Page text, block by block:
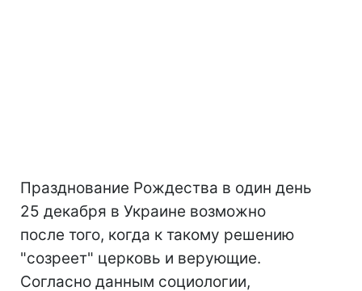
Празднование Рождества в один день
25 декабря в Украине возможно
после того, когда к такому решению
"созреет" церковь и верующие.
Согласно данным социологии,